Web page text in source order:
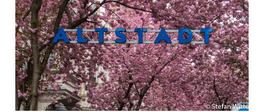
fern
ist
nun
online